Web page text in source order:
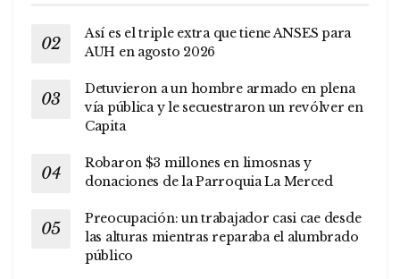
Así es el triple extra que tiene ANSES para
AUH en agosto 2026
Detuvieron a un hombre armado en plena
vía pública y le secuestraron un revólver en
Capita
Robaron $3 millones en limosnas y
donaciones de la Parroquia La Merced
Preocupación: un trabajador casi cae desde
las alturas mientras reparaba el alumbrado
público